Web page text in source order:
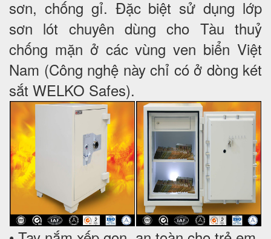
sơn, chống gỉ. Đặc biệt sử dụng lớp
sơn lót chuyên dùng cho Tàu thuỷ
chống mặn ở các vùng ven biển Việt
Nam (Công nghệ này chỉ có ở dòng két
sắt WELKO Safes).